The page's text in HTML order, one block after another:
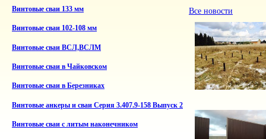
Винтовые сваи 133 мм
Винтовые сваи 102-108 мм
Винтовые сваи ВСЛ,ВСЛМ
Винтовые сваи в Чайковском
Винтовые сваи в Березниках
Винтовые анкеры и сваи Серия 3.407.9-158 Выпуск 2
Винтовые сваи с литым наконечником
Все новости